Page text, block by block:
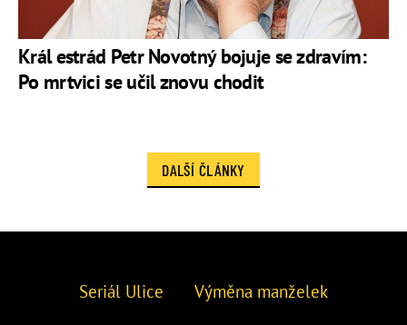
Král estrád Petr Novotný bojuje se zdravím:
Po mrtvici se učil znovu chodit
DALŠÍ ČLÁNKY
Seriál Ulice Výměna manželek